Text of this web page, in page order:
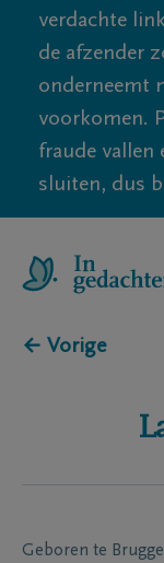
verdachte
de afzender
onderneemt
voorkomen.
fraude
sluiten, dus
← Vorige
Geboren te Brugge